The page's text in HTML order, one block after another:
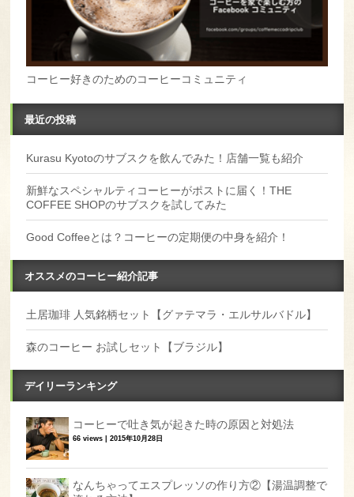
コーヒー好きのためのコーヒーコミュニティ
最近の投稿
Kurasu Kyotoのサブスクを飲んでみた！店舗一覧も紹介
新鮮なスペシャルティコーヒーがポストに届く！THE
COFFEE SHOPのサブスクを試してみた
Good Coffeeとは？コーヒーの定期便の中身を紹介！
オススメのコーヒー紹介記事
土居珈琲 人気銘柄セット【グァテマラ・エルサルバドル】
森のコーヒー お試しセット【ブラジル】
デイリーランキング
コーヒーで吐き気が起きた時の原因と対処法
66 views |2015年10月28日
なんちゃってエスプレッソの作り方②【湯温調整で